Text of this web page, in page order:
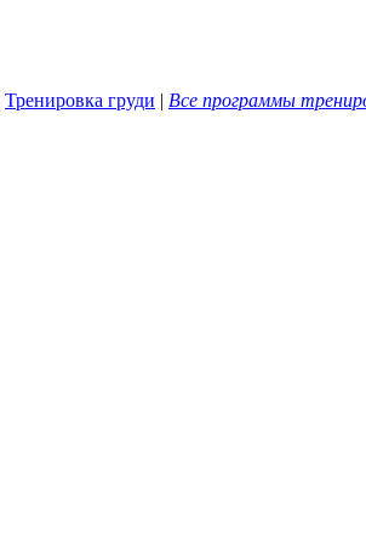
Тренировка груди | Все программы